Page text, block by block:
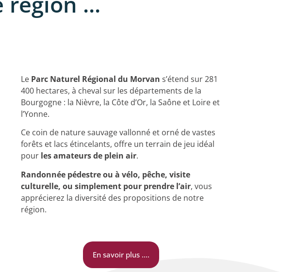
Le Parc Naturel Régional du Morvan s’étend sur 281
400 hectares, à cheval sur les départements de la
Bourgogne : la Nièvre, la Côte d’Or, la Saône et Loire et
l’Yonne.
Ce coin de nature sauvage vallonné et orné de vastes
forêts et lacs étincelants, offre un terrain de jeu idéal
pour les amateurs de plein air.
Randonnée pédestre ou à vélo, pêche, visite
culturelle, ou simplement pour prendre l’air, vous
apprécierez la diversité des propositions de notre
région.
En savoir plus ....